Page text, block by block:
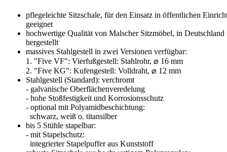
pflegeleichte Sitzschale, für den Einsatz in öffentlichen
geeignet
hochwertige Qualität von Malscher Sitzmöbel, in Deutschland
hergestellt
massives Stahlgestell in zwei Versionen verfügbar:
1. "Five VF": Vierfußgestell: Stahlrohr, ⌀ 16 mm
2. "Five KG": Kufengestell: Volldraht, ⌀ 12 mm
Stahlgestell (Standard): verchromt
- galvanische Oberflächenveredelung
- hohe Stoßfestigkeit und Korrosionsschutz
- optional mit Polyamidbeschichtung:
schwarz, weiß o. titansilber
bis 5 Stühle stapelbar:
- mit Stapelschutz:
integrierter Stapelpuffer aus Kunststoff